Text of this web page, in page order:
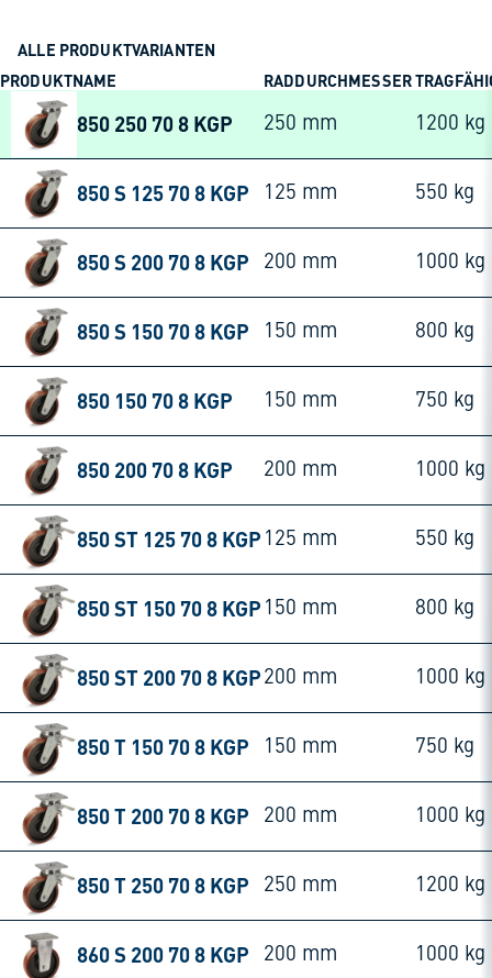
ALLE PRODUKTVARIANTEN
PRODUKTNAME
RADDURCHMESSER
850 250 70 8 KGP 250 mm 1200 kg
850 S 125 70 8 KGP 125 mm 550 kg
850 S 200 70 8 KGP 200 mm 1000 kg
850 S 150 70 8 KGP 150 mm 800 kg
850 150 70 8 KGP 150 mm 750 kg
850 200 70 8 KGP 200 mm 1000 kg
850 ST 125 70 8 KGP 125 mm 550 kg
850 ST 150 70 8 KGP 150 mm 800 kg
850 ST 200 70 8 KGP 200 mm 1000 kg
850 T 150 70 8 KGP 150 mm 750 kg
850 T 200 70 8 KGP 200 mm 1000 kg
850 T 250 70 8 KGP 250 mm 1200 kg
860 S 200 70 8 KGP 200 mm 1000 kg